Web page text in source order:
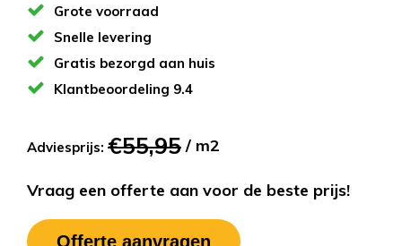
Grote voorraad
Snelle levering
Gratis bezorgd aan huis
Klantbeoordeling 9.4
Adviesprijs: €55,95 / m2
Vraag een offerte aan voor de beste prijs!
Offerte aanvragen